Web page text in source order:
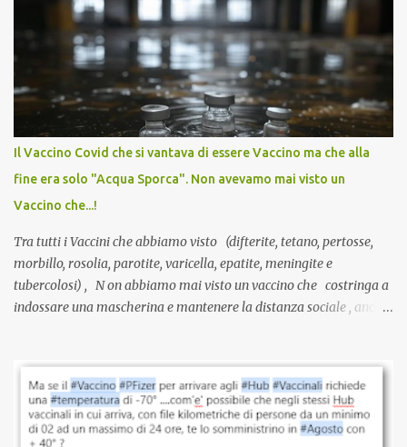
pandemia. Un interrogativo che dovrebbe scuotere chiunque abbia
ancora il coraggio di pensare con la propria testa. Per il vaccino
anti-Covid, un pro-farmaco, con autorizzazione condizionata,
sviluppato in tempi record, con tecnologie mai utilizzate prima su
larga scala, ancora oggetto di studio e di discussione
internazionale serve solo una firma. La tua. Lo si somministra
anche a persone sane, giovani, senza fattori di rischio, spesso già
serve una prescrizione. Non c’è diagnosi. Non c’è presa in carico.
L’unico atto richiesto è una fi...
Il Vaccino Covid che si vantava di essere Vaccino ma che alla
fine era solo "Acqua Sporca". Non avevamo mai visto un
Vaccino che...!
Tra tutti i Vaccini che abbiamo visto (difterite, tetano, pertosse,
morbillo, rosolia, parotite, varicella, epatite, meningite e
tubercolosi) , N on abbiamo mai visto un vaccino che costringa a
indossare una mascherina e mantenere la distanza sociale , anche
vaccinazione. Non avevamo mai sentito parlare di ricompense,
sconti, incentivi per vaccinarsi. Non avevamo mai visto
discriminazioni per coloro che non l’hanno fatto. Se non sei stato
vaccinato, nessuno aveva prima cercato di farti sentire una